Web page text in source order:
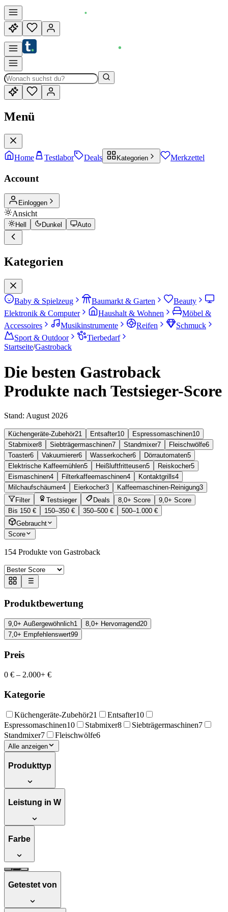
Menü
Home Testlabor Deals Kategorien Merkzettel
Account
Einloggen
Ansicht
Hell Dunkel Auto
Kategorien
Baby & Spielzeug Baumarkt & Garten
Beauty
Elektronik & Computer
Haushalt & Wohnen
Möbel &
Accessoires
Musikinstrumente Reifen
Schmuck
Sport & Outdoor
Tierbedarf
Startseite/Gastroback
Die besten Gastroback
Produkte nach Testsieger-Score
Stand: August 2026
Küchengeräte-Zubehör21 Entsafter10 Espressomaschinen10
Stabmixer8 Siebträgermaschinen7 Standmixer7 Fleischwölfe6
Toaster6 Vakuumierer6 Wasserkocher6 Dörrautomaten5
Elektrische Kaffeemühlen5 Heißluftfritteusen5 Reiskocher5
Eismaschinen4 Filterkaffeemaschinen4 Kontaktgrills4
Milchaufschäumer4 Eierkocher3 Kaffeemaschinen-Reinigung3
Filter
Testsieger Deals 8,0+ Score
9,0+ Score
Bis 150 €
150–350 € 350–500 €
500–1.000 €
Gebraucht
Score
154 Produkte von Gastroback
Produktbewertung
9,0+ Außergewöhnlich1 8,0+ Hervorragend20
7,0+ Empfehlenswert99
Preis
0 € – 2.000+ €
Kategorie
Küchengeräte-Zubehör21 Entsafter10
Espressomaschinen10 Stabmixer8 Siebträgermaschinen7
Standmixer7 Fleischwölfe6
Alle anzeigen
Produkttyp
Leistung in W
Farbe
Getestet von